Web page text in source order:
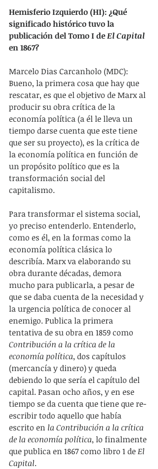
Hemisferio Izquierdo (HI): ¿Qué
significado histórico tuvo la
publicación del Tomo I de El Capital
en 1867?
Marcelo Dias Carcanholo (MDC):
Bueno, la primera cosa que hay que
rescatar, es que el objetivo de Marx al
producir su obra crítica de la
economía política (a él le lleva un
tiempo darse cuenta que este tiene
que ser su proyecto), es la crítica de
la economía política en función de
un propósito político que es la
transformación social del
capitalismo.
Para transformar el sistema social,
yo preciso entenderlo. Entenderlo,
como es él, en la formas como la
economía política clásica lo
describía. Marx va elaborando su
obra durante décadas, demora
mucho para publicarla, a pesar de
que se daba cuenta de la necesidad y
la urgencia política de conocer al
enemigo. Publica la primera
tentativa de su obra en 1859 como
Contribución a la crítica de la
economía política, dos capítulos
(mercancía y dinero) y queda
debiendo lo que sería el capítulo del
capital. Pasan ocho años, y en ese
tiempo se da cuenta que tiene que re-
escribir todo aquello que había
escrito en la Contribución a la crítica
de la economía política, lo finalmente
que publica en 1867 como libro 1 de El
Capital.